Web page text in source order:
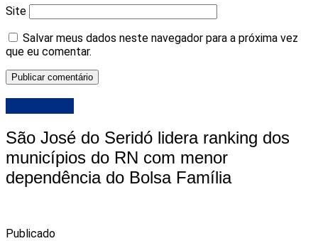
Site
Salvar meus dados neste navegador para a próxima vez
que eu comentar.
São José do Seridó lidera ranking dos
municípios do RN com menor
dependência do Bolsa Família
Publicado